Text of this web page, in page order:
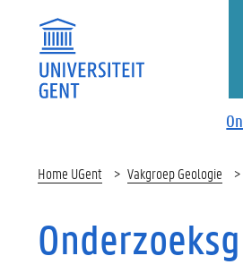
Home UGent Vakgroep Geologie